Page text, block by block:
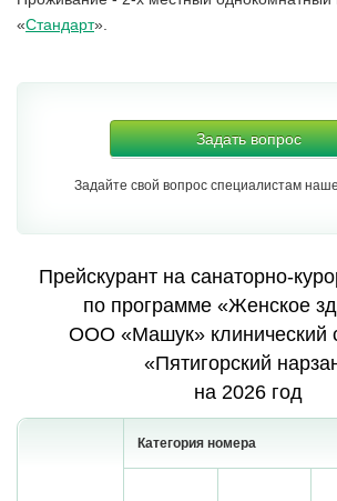
«Стандарт».
Задать вопрос
Задайте свой вопрос специалистам
Прейскурант на санаторно-
по программе «Женское
ООО «Машук» клинический
«Пятигорский
на 2026 год
Категория номера